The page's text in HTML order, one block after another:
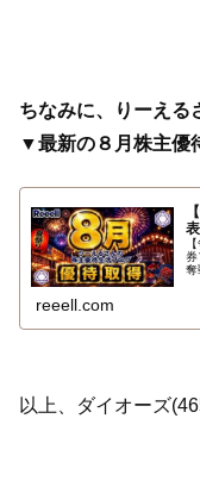
ちなみに、りーえる
▼最新の８月株主優
券
奪
reeell.com
以上、ダイオーズ